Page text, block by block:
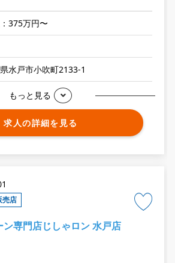
375万円〜
水戸市小吹町2133-1
もっと見る
求人の詳細を見る
売店
専門店じしゃロン 水戸店